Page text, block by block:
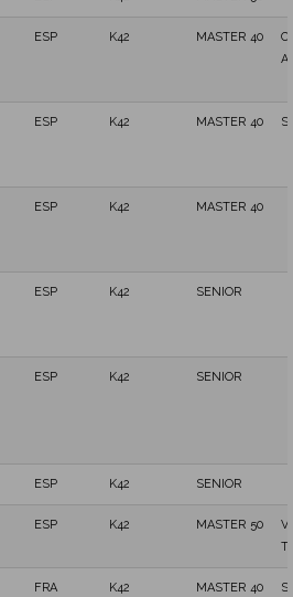
ESP K42 MASTER 40
ESP K42 MASTER 40
ESP K42 MASTER 40
ESP K42 SENIOR
ESP K42 SENIOR
ESP K42 SENIOR
ESP K42 MASTER 50
FRA K42 MASTER 40